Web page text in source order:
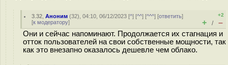
3.32 ,Аноним (32), 04:10, 06/12/2023 [^] [^^] [^^^] [ответить]
[к модератору]
+2
+ / –
Они и сейчас напоминают. Продолжается их стагнация и
отток пользователей на свои собственные мощности, так
как это внезапно оказалось дешевле чем облако.